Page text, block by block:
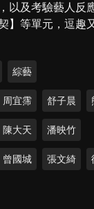
以及考驗藝人反
】等單元，逗趣
綜藝
周宜霈 舒子晨
陳大天 潘映竹
曾國城 張文綺